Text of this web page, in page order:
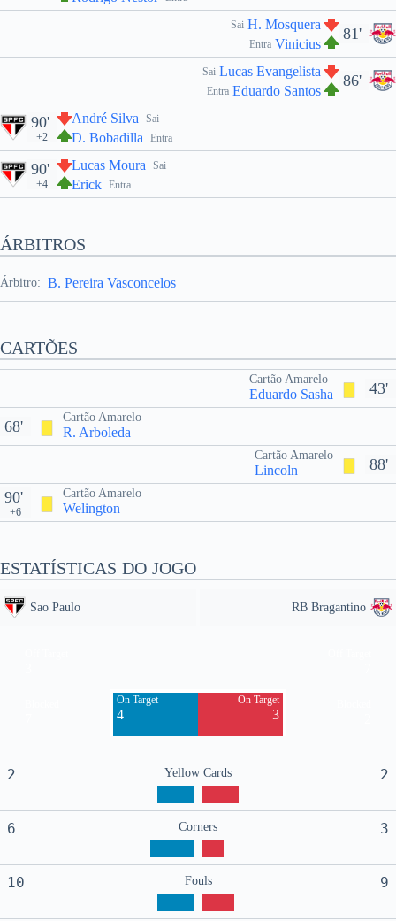
81'
Sai H. Mosquera
Entra Vinicius
86'
Sai Lucas Evangelista
Entra Eduardo Santos
Sai
André Silva
Entra
D. Bobadilla
90'
+2
Sai
Lucas Moura
Entra
Erick
90'
+4
ÁRBITROS
Árbitro: B. Pereira Vasconcelos
CARTÕES
43'
Cartão Amarelo
Eduardo Sasha
Cartão Amarelo
R. Arboleda
68'
88'
Cartão Amarelo
Lincoln
Cartão Amarelo
Welington
90'
+6
ESTATÍSTICAS DO JOGO
Sao Paulo RB Bragantino
On Target
4
On Target
3
2 Yellow Cards 2
6 Corners 3
10 Fouls 9